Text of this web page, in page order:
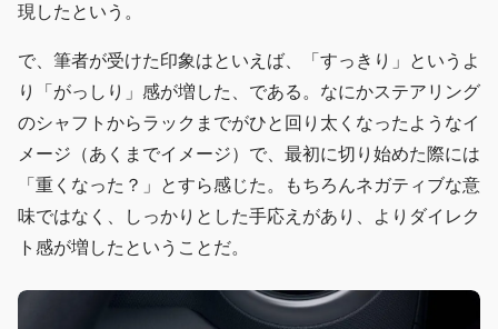
現したという。
で、筆者が受けた印象はといえば、「すっきり」というよ
り「がっしり」感が増した、である。なにかステアリング
のシャフトからラックまでがひと回り太くなったようなイ
メージ（あくまでイメージ）で、最初に切り始めた際には
「重くなった？」とすら感じた。もちろんネガティブな意
味ではなく、しっかりとした手応えがあり、よりダイレク
ト感が増したということだ。